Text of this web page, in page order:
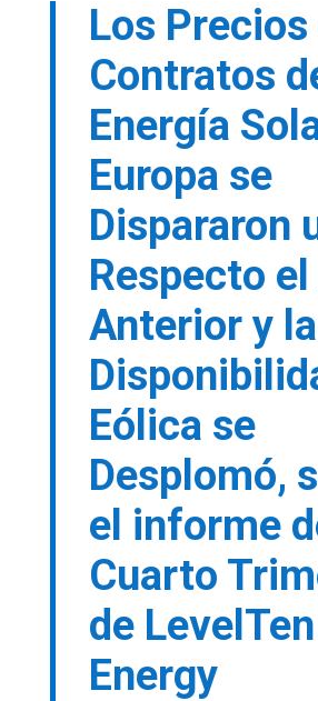
Los
Contratos
Energía
Europa se
Dispararon
Respecto el
Anterior y la
Eólica se
Desplomó,
el informe
Cuarto
de LevelTen
Energy